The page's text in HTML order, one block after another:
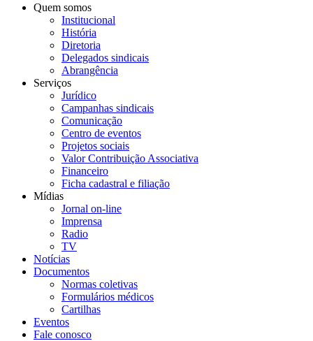
Quem somos
Institucional
História
Diretoria
Delegados sindicais
Abrangência
Serviços
Jurídico
Campanhas sindicais
Comunicação
Centro de eventos
Projetos sociais
Valor Contribuição Associativa
Financeiro
Ficha cadastral e filiação
Mídias
Jornal on-line
Imprensa
Radio
TV
Notícias
Documentos
Normas coletivas
Formulários médicos
Cartilhas
Eventos
Fale conosco